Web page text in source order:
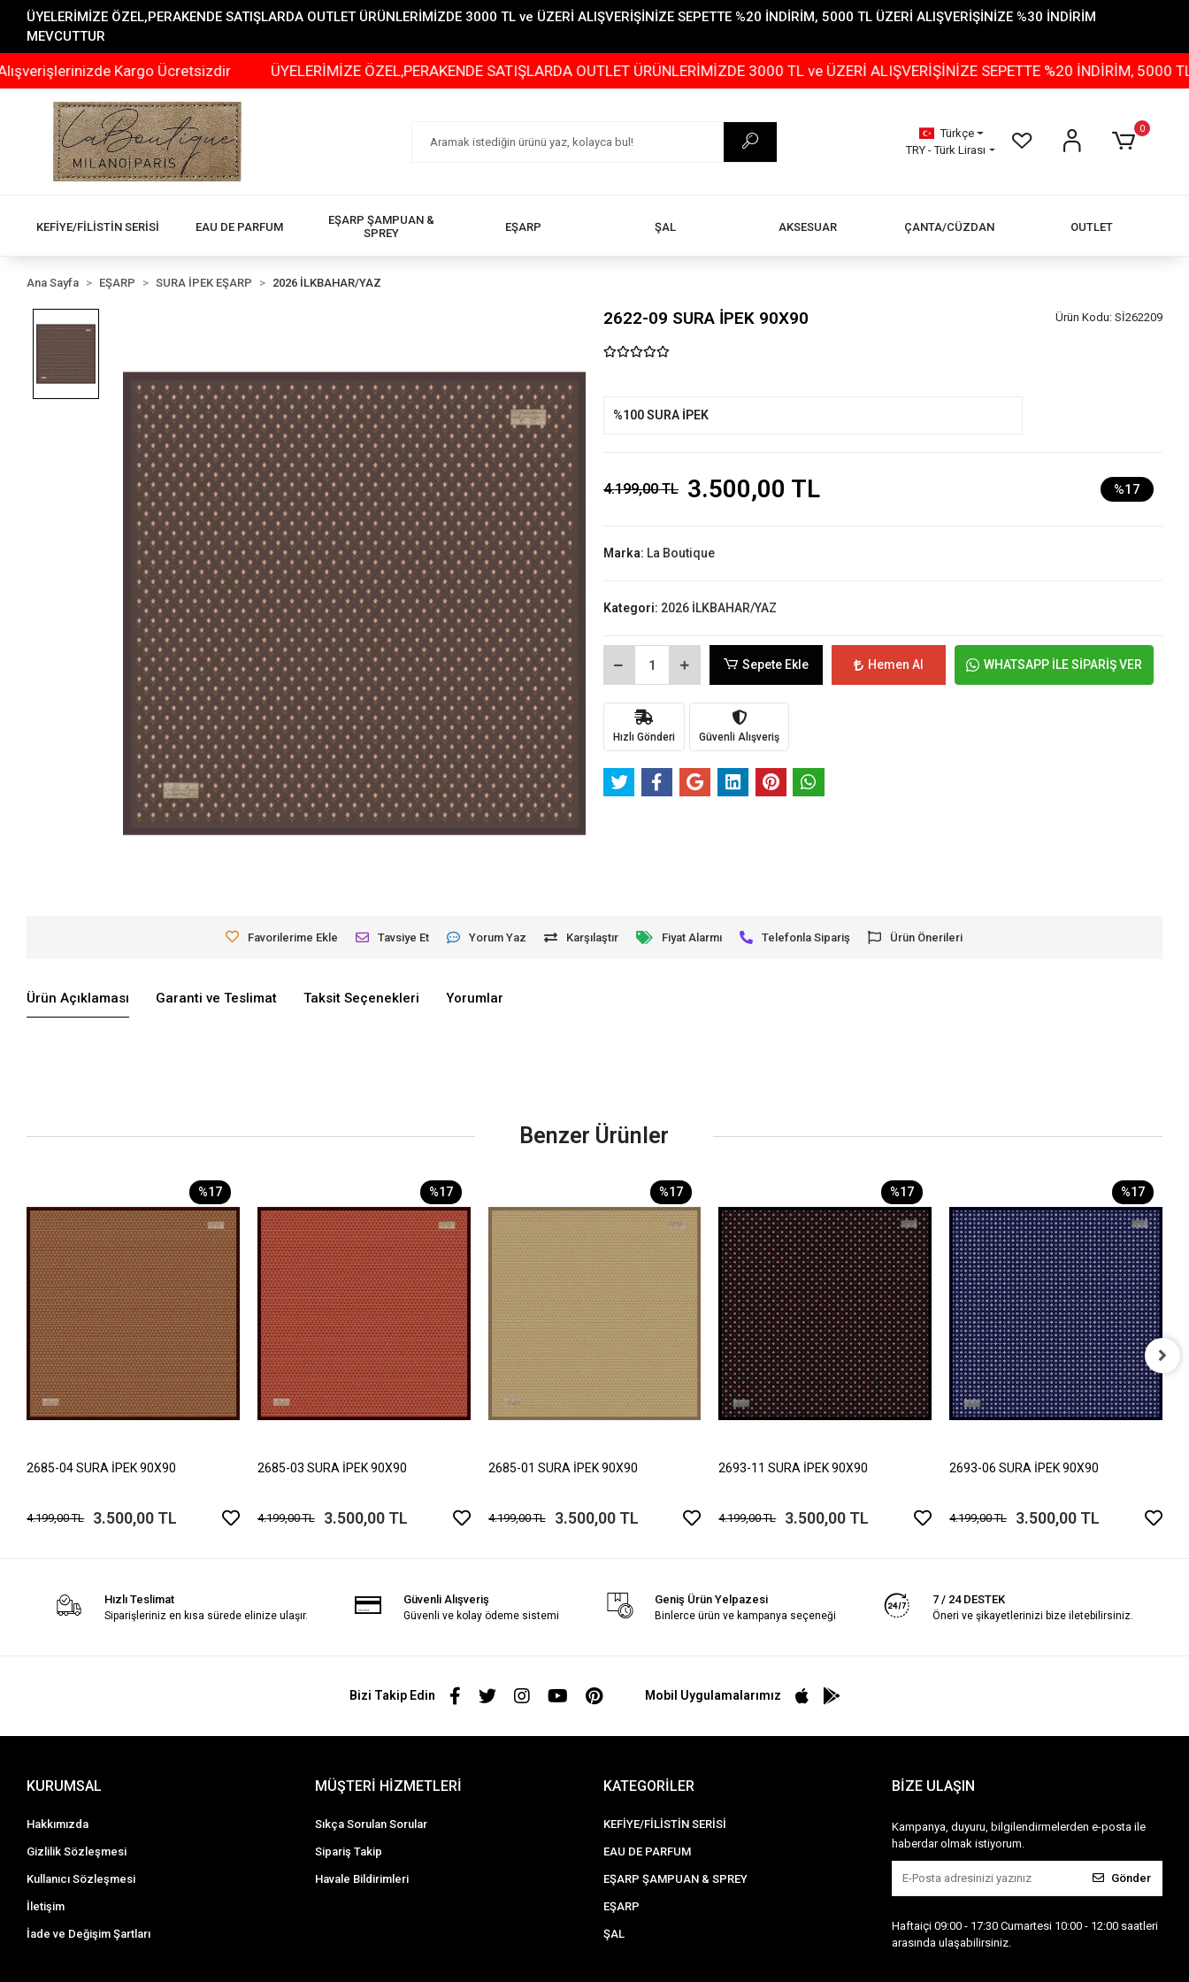
ÜYELERİMİZE ÖZEL,PERAKENDE SATIŞLARDA OUTLET ÜRÜNLERİMİZDE 3000 TL ve ÜZERİ ALIŞVERİŞİNİZE SEPETTE %20 İNDİRİM, 5000 TL ÜZERİ ALIŞVERİŞİNİZE %30 İNDİRİM
MEVCUTTUR
Kargo Ücretsizdir ÜYELERİMİZE ÖZEL,PERAKENDE SATIŞLARDA OUTLET ÜRÜNLERİMİZDE 3000 TL ve ÜZERİ ALIŞVERİŞİNİZE SEPETTE %20 İNDİRİM, 5000 TL ÜZERİ
Türkçe
TRY - Türk Lirası
0
KEFİYE/FİLİSTİN SERİSİ EAU DE PARFUM
EŞARP ŞAMPUAN &
SPREY
EŞARP ŞAL AKSESUAR ÇANTA/CÜZDAN OUTLET
Ana Sayfa EŞARP SURA İPEK EŞARP 2026 İLKBAHAR/YAZ
2622-09 SURA İPEK 90X90 Ürün Kodu: Sİ262209
%100 SURA İPEK
4.199,00 TL 3.500,00 TL %17
Marka: La Boutique
Kategori: 2026 İLKBAHAR/YAZ
Sepete Ekle Hemen Al WHATSAPP İLE SİPARİŞ VER
Hızlı Gönderi Güvenli Alışveriş
Favorilerime Ekle Tavsiye Et Yorum Yaz Karşılaştır Fiyat Alarmı Telefonla Sipariş Ürün Önerileri
Ürün Açıklaması Garanti ve Teslimat Taksit Seçenekleri Yorumlar
Benzer Ürünler
%17
2685-04 SURA İPEK 90X90
4.199,00 TL 3.500,00 TL
%17
2685-03 SURA İPEK 90X90
4.199,00 TL 3.500,00 TL
%17
2685-01 SURA İPEK 90X90
4.199,00 TL 3.500,00 TL
%17
2693-11 SURA İPEK 90X90
4.199,00 TL 3.500,00 TL
%17
2693-06 SURA İPEK 90X90
4.199,00 TL 3.500,00 TL
Hızlı Teslimat
Siparişleriniz en kısa sürede elinize ulaşır.
Güvenli Alışveriş
Güvenli ve kolay ödeme sistemi
Geniş Ürün Yelpazesi
Binlerce ürün ve kampanya seçeneği
7 / 24 DESTEK
Öneri ve şikayetlerinizi bize iletebilirsiniz.
Bizi Takip Edin Mobil Uygulamalarımız
KURUMSAL
Hakkımızda
Gizlilik Sözleşmesi
Kullanıcı Sözleşmesi
İletişim
İade ve Değişim Şartları
MÜŞTERİ HİZMETLERİ
Sıkça Sorulan Sorular
Sipariş Takip
Havale Bildirimleri
KATEGORİLER
KEFİYE/FİLİSTİN SERİSİ
EAU DE PARFUM
EŞARP ŞAMPUAN & SPREY
EŞARP
ŞAL
BİZE ULAŞIN
Kampanya, duyuru, bilgilendirmelerden e-posta ile
haberdar olmak istiyorum.
Gönder
Haftaiçi 09:00 - 17:30 Cumartesi 10:00 - 12:00 saatleri
arasında ulaşabilirsiniz.